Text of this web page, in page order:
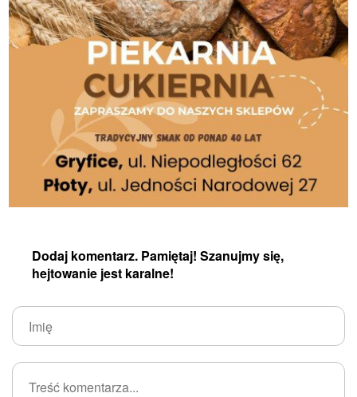
Dodaj komentarz. Pamiętaj! Szanujmy się,
hejtowanie jest karalne!